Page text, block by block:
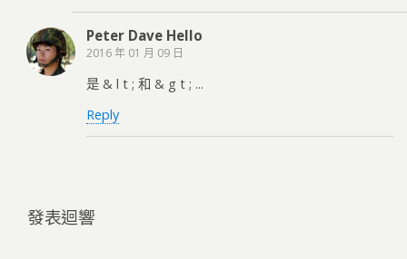
Peter Dave Hello
2016 年 01 月 09 日
是 & l t ; 和 & g t ; ...
Reply
發表迴響